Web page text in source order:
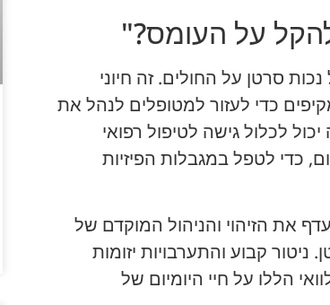
על העומס?"
סרטן על החולים. זה חיוני
כדי לעזור למטופלים לנהל את
לכלול גישה לטיפול רפואי
כדי לטפל במגבלות הפיזיות
את הזיהוי והניהול המוקדם של
ניטור קבוע והתערבויות יזומות
הללו על חיי היומיום של